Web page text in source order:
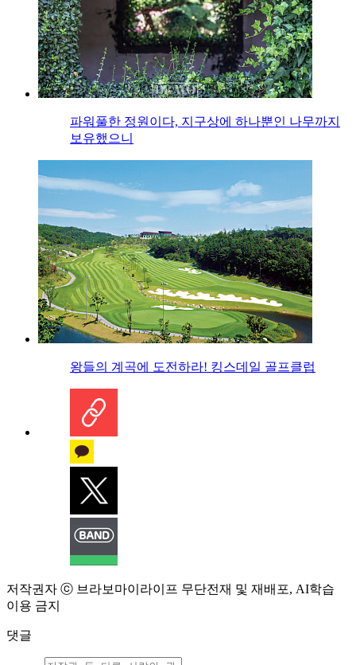
파워풀한 정원이다, 지구상에 하나뿐인 나무까지
보유했으니
왕들의 계곡에 도전하라! 킹스데일 골프클럽
저작권자 ⓒ 브라보마이라이프 무단전재 및 재배포, AI학습
이용 금지
댓글